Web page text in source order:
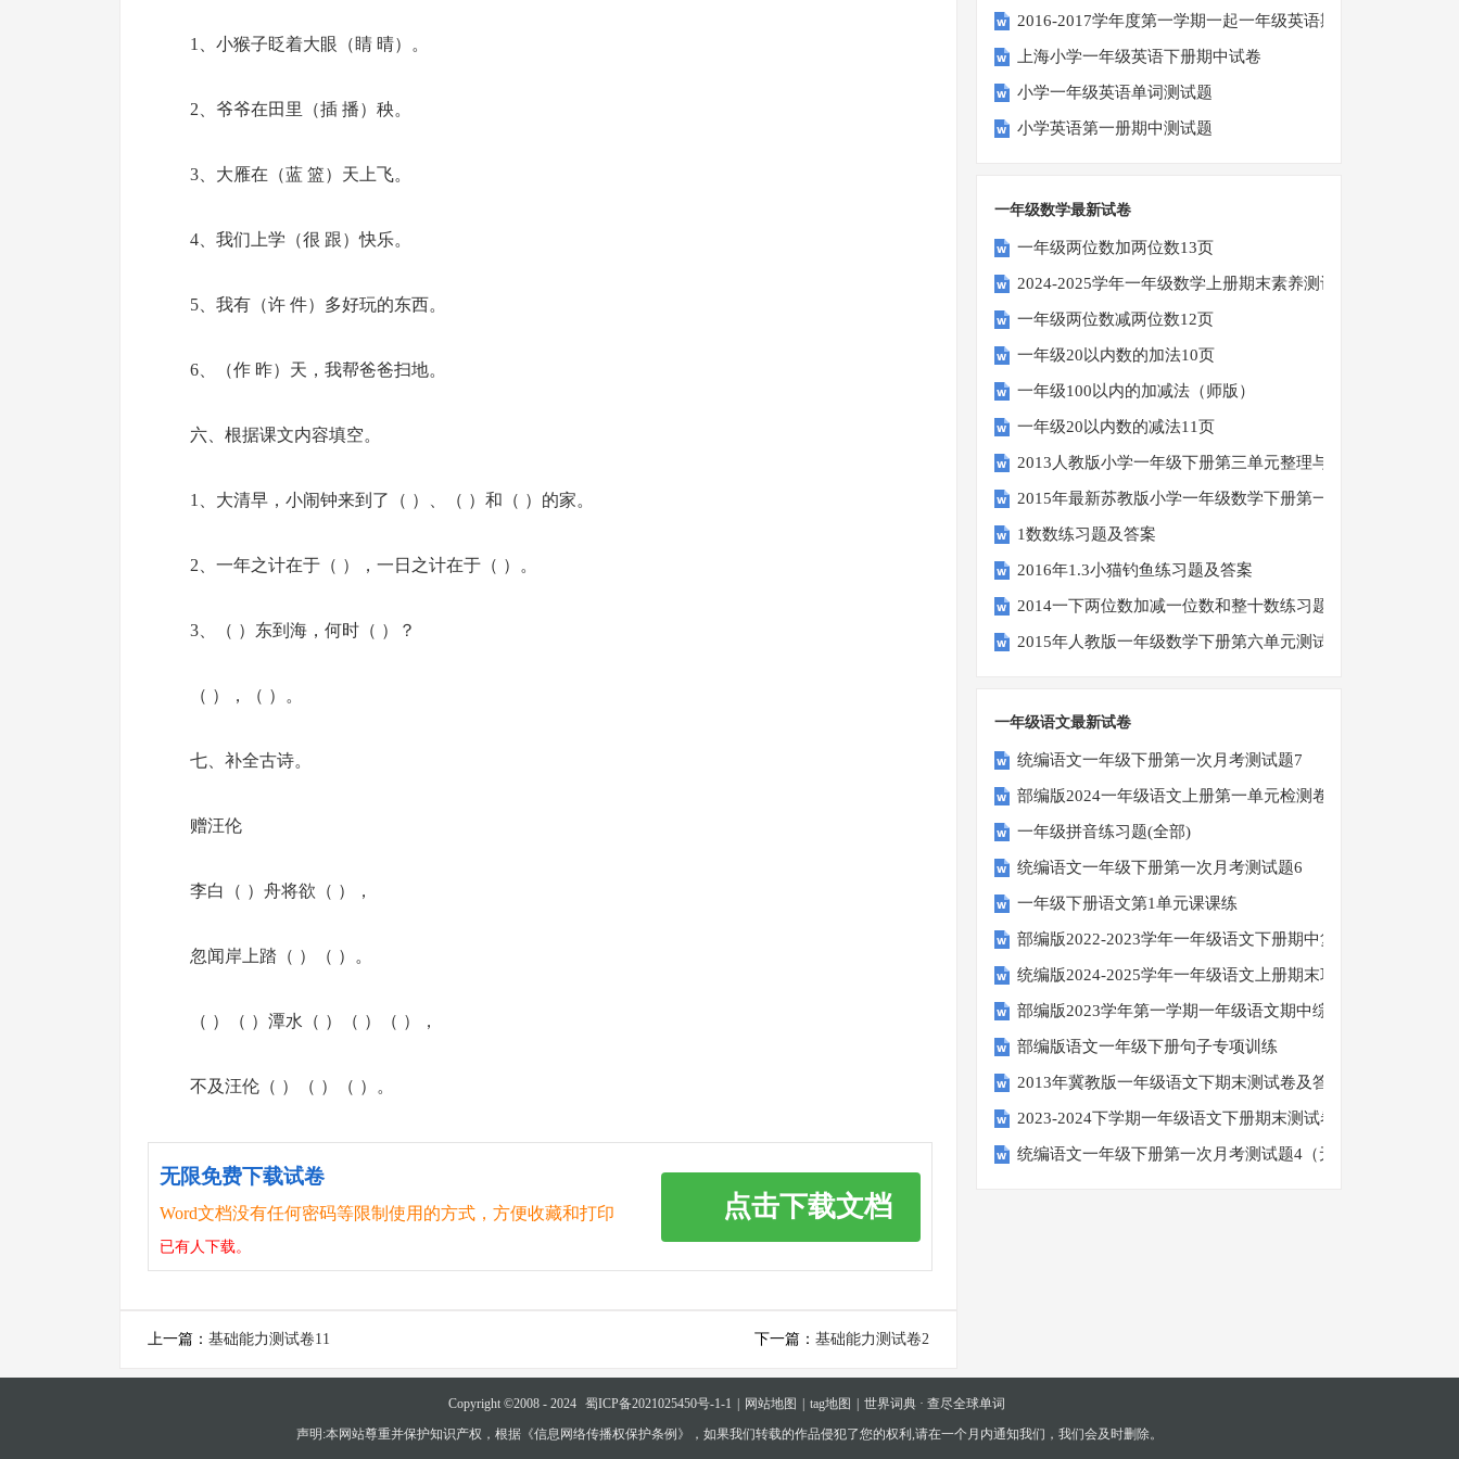
1、小猴子眨着大眼（睛 晴）。
2、爷爷在田里（插 播）秧。
3、大雁在（蓝 篮）天上飞。
4、我们上学（很 跟）快乐。
5、我有（许 件）多好玩的东西。
6、（作 昨）天，我帮爸爸扫地。
六、根据课文内容填空。
1、大清早，小闹钟来到了（ ）、（ ）和（ ）的家。
2、一年之计在于（ ），一日之计在于（ ）。
3、（ ）东到海，何时（ ）？
（ ），（ ）。
七、补全古诗。
赠汪伦
李白（ ）舟将欲（ ），
忽闻岸上踏（ ）（ ）。
（ ）（ ）潭水（ ）（ ）（ ），
不及汪伦（ ）（ ）（ ）。
无限免费下载试卷
Word文档没有任何密码等限制使用的方式，方便收藏和打印
已有人下载。
点击下载文档
上一篇： 基础能力测试卷11 下一篇： 基础能力测试卷2
2016-2017学年度第一学期一起一年级英语期中试卷
上海小学一年级英语下册期中试卷
小学一年级英语单词测试题
小学英语第一册期中测试题
一年级数学最新试卷
一年级两位数加两位数13页
2024-2025学年一年级数学上册期末素养测评卷（考试版A4
一年级两位数减两位数12页
一年级20以内数的加法10页
一年级100以内的加减法（师版）
一年级20以内数的减法11页
2013人教版小学一年级下册第三单元整理与复习（一）练习题
2015年最新苏教版小学一年级数学下册第一次月考试卷
1数数练习题及答案
2016年1.3小猫钓鱼练习题及答案
2014一下两位数加减一位数和整十数练习题四
2015年人教版一年级数学下册第六单元测试题
一年级语文最新试卷
统编语文一年级下册第一次月考测试题7
部编版2024一年级语文上册第一单元检测卷
一年级拼音练习题(全部)
统编语文一年级下册第一次月考测试题6
一年级下册语文第1单元课课练
部编版2022-2023学年一年级语文下册期中复习卷
统编版2024-2025学年一年级语文上册期末巩固测试卷
部编版2023学年第一学期一年级语文期中综合试卷
部编版语文一年级下册句子专项训练
2013年冀教版一年级语文下期末测试卷及答案
2023-2024下学期一年级语文下册期末测试卷
统编语文一年级下册第一次月考测试题4（无答案）
Copyright ©2008 - 2024 蜀ICP备2021025450号-1-1 网站地图 tag地图
世界词典 · 查尽全球单词
声明:本网站尊重并保护知识产权，根据《信息网络传播权保护条例》，如果我们转载的作品侵犯了您的权利,请在一个月内通知我们，我们会及时删除。